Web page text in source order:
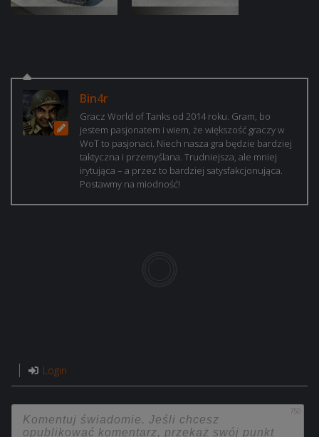
Bin4r
Gracz World of Tanks od 2014 roku. Gram, bo
jestem pasjonatem i wiem, że większość graczy w
WoT to pasjonaci. Niech nasza gra będzie bardziej
taktyczna i przemyślana. Trudniejsza, ale mniej
irytująca – a przez to bardziej satysfakcjonująca.
Postawmy na miodność!
Login
750